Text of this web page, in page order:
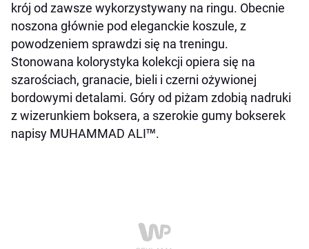
krój od zawsze wykorzystywany na ringu. Obecnie
noszona głównie pod eleganckie koszule, z
powodzeniem sprawdzi się na treningu.
Stonowana kolorystyka kolekcji opiera się na
szarościach, granacie, bieli i czerni ożywionej
bordowymi detalami. Góry od piżam zdobią nadruki
z wizerunkiem boksera, a szerokie gumy bokserek
napisy MUHAMMAD ALI™.